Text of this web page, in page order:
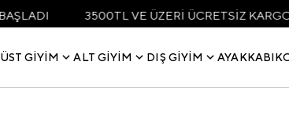
3500TL VE ÜZERİ ÜCRETSİZ KARGO! AYNI
ÜST GIYIM ALT GIYIM DIŞ GIYIM AYAKKABI